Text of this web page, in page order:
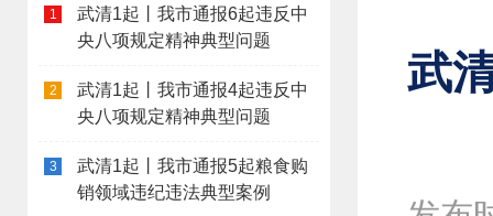
1
武清1起丨我市通报6起违反中
央八项规定精神典型问题
2
武清1起丨我市通报4起违反中
央八项规定精神典型问题
3
武清1起丨我市通报5起粮食购
销领域违纪违法典型案例
武